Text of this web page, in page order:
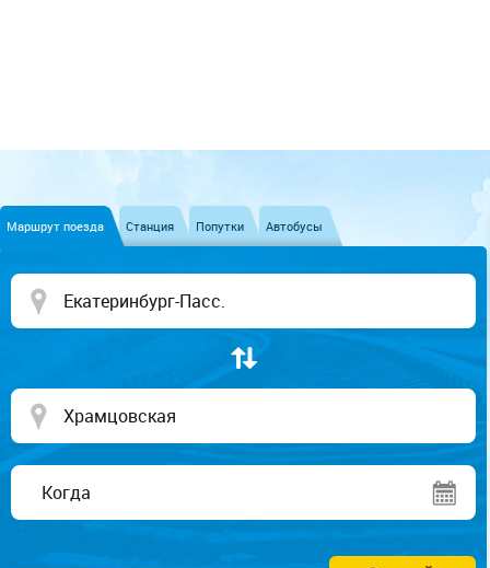
Маршрут поезда Станция Попутки Автобусы